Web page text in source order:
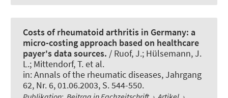
Costs of rheumatoid arthritis in Germany: a
micro-costing approach based on healthcare
payer's data sources. / Ruof, J.; Hülsemann, J.
L.; Mittendorf, T. et al.
in:Annals of the rheumatic diseases, Jahrgang
62, Nr. 6, 01.06.2003, S. 544-550.